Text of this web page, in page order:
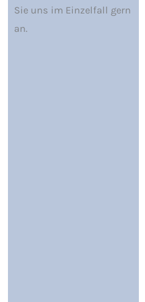
Sie uns im Einzelfall gern
an.